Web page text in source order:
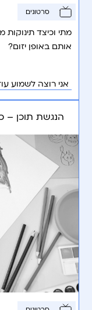
סרטונים
מתי וכיצד
אותם באופן יזום?
אני רוצה לשמוע
הנגשת תוכן –